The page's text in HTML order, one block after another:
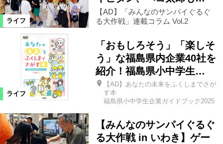
リラクゼーション
ヘアサロン・ネイルサロン 買い物
雑貨 ショップ 住宅 病院
車 生活 その他 イベント
スクール 特産品 レシピ
ライフ
【AD】「みんなのサンパイぐるぐ
る大作戦」連載コラム Vol.2
ライフ
「おもしろそう」「楽しそ
う」な福島県内企業40社を
紹介！福島県小中学生…
【AD】あなたの未来をふくしまでさが
す本
福島県小中学生企業ガイドブック2025
【みんなのサンパイぐるぐ
る大作戦 in いわき】ゲー